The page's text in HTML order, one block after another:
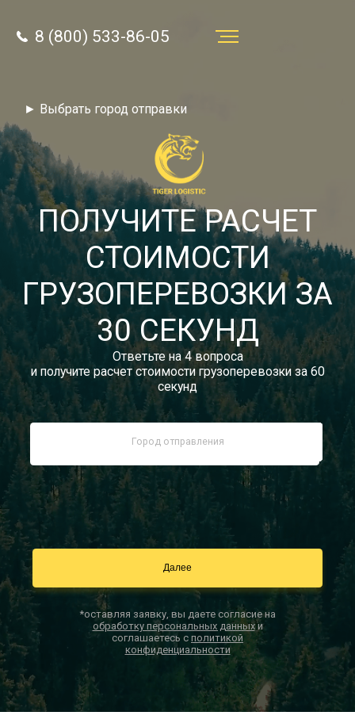
8 (800) 533-86-05
Звонок по России бесплатный
autotransport24@yandex.ru
Заказать звонок
Тарифы
Отзывы
Статьи
Новости
Документы
Контакты
► Выбрать город отправки
8 (800) 533-86-05
ПОЛУЧИТЕ РАСЧЕТ
СТОИМОСТИ
ГРУЗОПЕРЕВОЗКИ ЗА
30 СЕКУНД
Ответьте на 4 вопроса
и получите расчет стоимости грузоперевозки за 60
секунд
*оставляя заявку, вы даете согласие на
обработку персональных данныхи
соглашаетесь с политикой
конфиденциальности